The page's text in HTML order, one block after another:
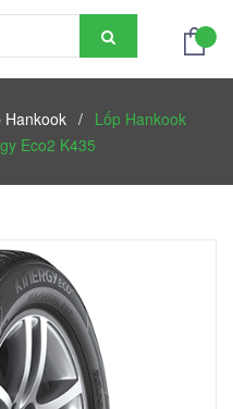
Hankook / Lốp Hankook
Eco2 K435